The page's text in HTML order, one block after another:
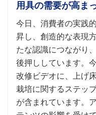
用具の需要が高ま
今日、消費者の実践
昇し、創造的な表現
たな認識につながり
後押ししています。
改修ビデオに、上げ
栽培に関するステッ
が含まれています。